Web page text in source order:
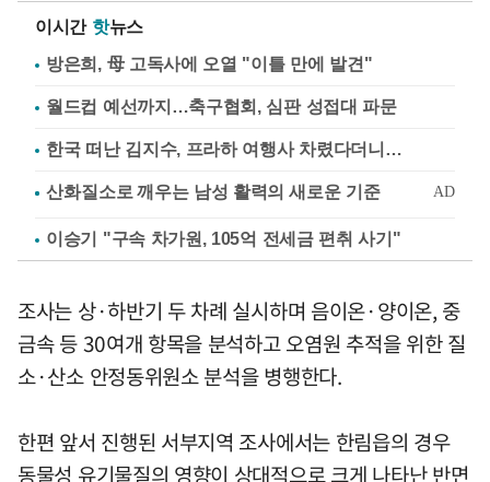
이시간 핫뉴스
방은희, 母 고독사에 오열 "이틀 만에 발견"
월드컵 예선까지…축구협회, 심판 성접대 파문
한국 떠난 김지수, 프라하 여행사 차렸다더니…
이승기 "구속 차가원, 105억 전세금 편취 사기"
조사는 상·하반기 두 차례 실시하며 음이온·양이온, 중
금속 등 30여개 항목을 분석하고 오염원 추적을 위한 질
소·산소 안정동위원소 분석을 병행한다.
한편 앞서 진행된 서부지역 조사에서는 한림읍의 경우
동물성 유기물질의 영향이 상대적으로 크게 나타난 반면